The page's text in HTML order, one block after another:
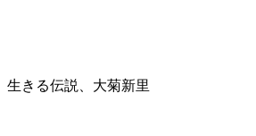
きる伝説、大菊新里